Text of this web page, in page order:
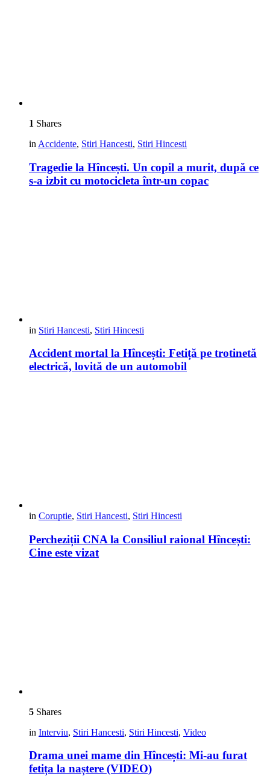
1 Shares
in Accidente, Stiri Hancesti, Stiri Hincesti
Tragedie la Hîncești. Un copil a murit, după ce
s-a izbit cu motocicleta într-un copac
in Stiri Hancesti, Stiri Hincesti
Accident mortal la Hîncești: Fetiță pe trotinetă
electrică, lovită de un automobil
in Coruptie, Stiri Hancesti, Stiri Hincesti
Percheziții CNA la Consiliul raional Hîncești:
Cine este vizat
5 Shares
in Interviu, Stiri Hancesti, Stiri Hincesti, Video
Drama unei mame din Hîncești: Mi-au furat
fetița la naștere (VIDEO)